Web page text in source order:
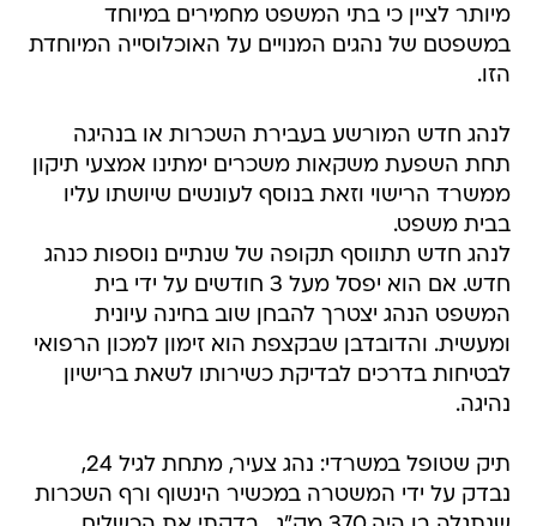
מיותר לציין כי בתי המשפט מחמירים במיוחד
במשפטם של נהגים המנויים על האוכלוסייה המיוחדת
הזו.
לנהג חדש המורשע בעבירת השכרות או בנהיגה
תחת השפעת משקאות משכרים ימתינו אמצעי תיקון
ממשרד הרישוי וזאת בנוסף לעונשים שיושתו עליו
בבית משפט.
לנהג חדש תתווסף תקופה של שנתיים נוספות כנהג
חדש. אם הוא יפסל מעל 3 חודשים על ידי בית
המשפט הנהג יצטרך להבחן שוב בחינה עיונית
ומעשית. והדובדבן שבקצפת הוא זימון למכון הרפואי
לבטיחות בדרכים לבדיקת כשירותו לשאת ברישיון
נהיגה.
תיק שטופל במשרדי: נהג צעיר, מתחת לגיל 24,
נבדק על ידי המשטרה במכשיר הינשוף ורף השכרות